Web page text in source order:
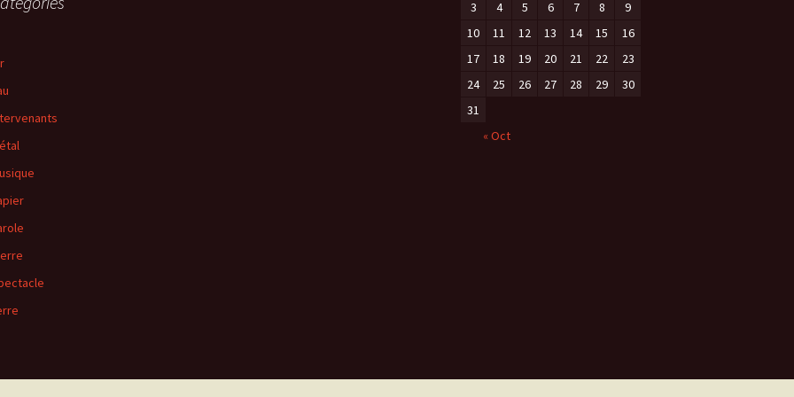
3
4 5 6 7 8
9
10
11 12 13 14 15
16
17
18 19 20 21 22
23
24
25 26 27 28 29
30
31
« Oct